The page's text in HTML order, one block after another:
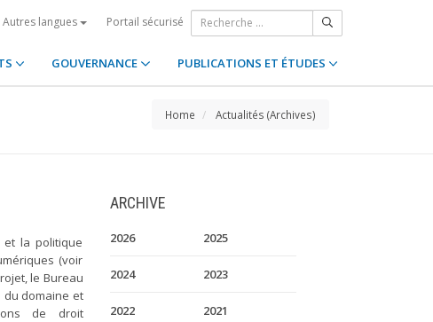
Autres langues Portail sécurisé
GOUVERNANCE PUBLICATIONS ET ÉTUDES
Home Actualités (Archives)
et la politique
(voir
le Bureau
du domaine et
de droit
ARCHIVE
2026 2025
2024 2023
2022 2021